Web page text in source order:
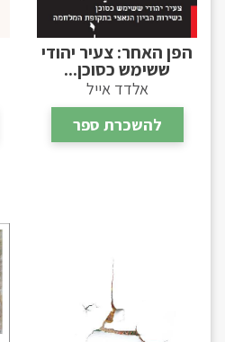
הפן האחר: צעיר יהודי
ששימש כסוכן...
אלדד אייל
להשכרת ספר